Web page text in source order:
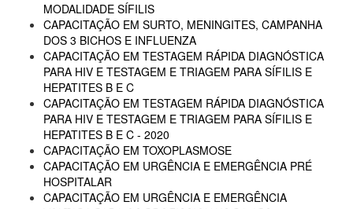
MODALIDADE SÍFILIS
CAPACITAÇÃO EM SURTO, MENINGITES, CAMPANHA
DOS 3 BICHOS E INFLUENZA
CAPACITAÇÃO EM TESTAGEM RÁPIDA DIAGNÓSTICA
PARA HIV E TESTAGEM E TRIAGEM PARA SÍFILIS E
HEPATITES B E C
CAPACITAÇÃO EM TESTAGEM RÁPIDA DIAGNÓSTICA
PARA HIV E TESTAGEM E TRIAGEM PARA SÍFILIS E
HEPATITES B E C - 2020
CAPACITAÇÃO EM TOXOPLASMOSE
CAPACITAÇÃO EM URGÊNCIA E EMERGÊNCIA PRÉ
HOSPITALAR
CAPACITAÇÃO EM URGÊNCIA E EMERGÊNCIA